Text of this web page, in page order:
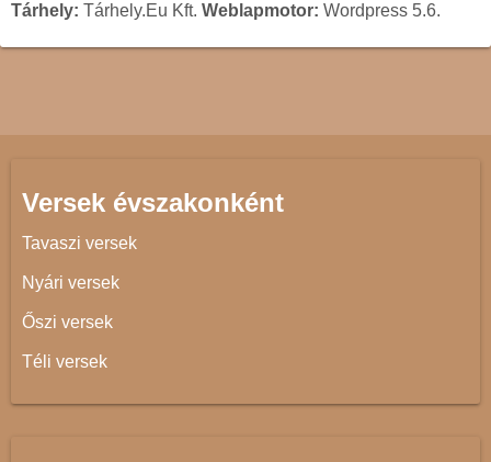
Tárhely: Tárhely.Eu Kft. Weblapmotor: Wordpress 5.6.
Versek évszakonként
Tavaszi versek
Nyári versek
Őszi versek
Téli versek